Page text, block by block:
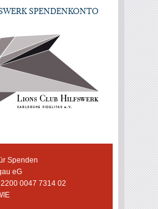
SPENDENKONTO
Spenden
eG
0047 7314 02